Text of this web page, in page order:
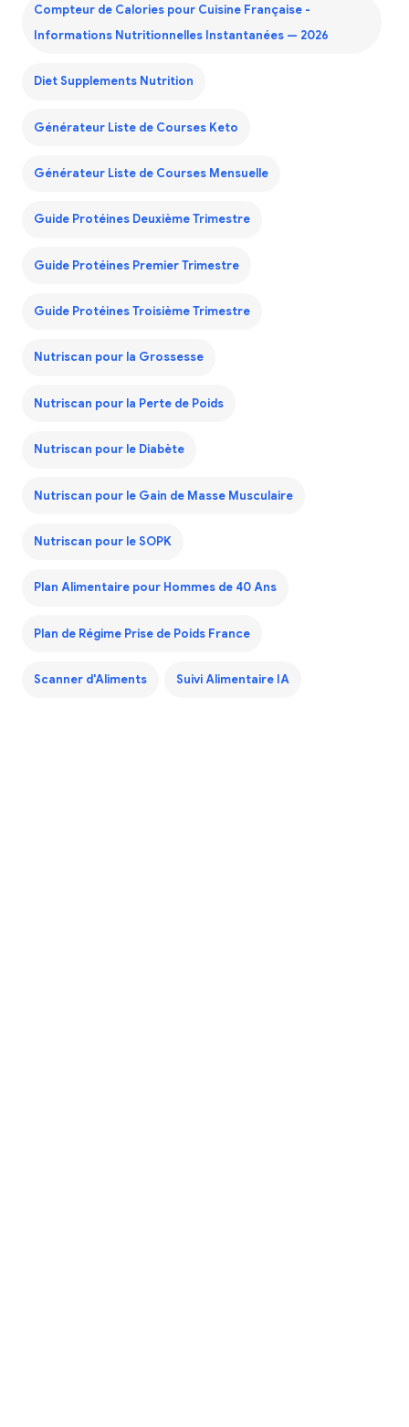
Compteur de Calories pour Cuisine Française -
Informations Nutritionnelles Instantanées — 2026
Diet Supplements Nutrition
Générateur Liste de Courses Keto
Générateur Liste de Courses Mensuelle
Guide Protéines Deuxième Trimestre
Guide Protéines Premier Trimestre
Guide Protéines Troisième Trimestre
Nutriscan pour la Grossesse
Nutriscan pour la Perte de Poids
Nutriscan pour le Diabète
Nutriscan pour le Gain de Masse Musculaire
Nutriscan pour le SOPK
Plan Alimentaire pour Hommes de 40 Ans
Plan de Régime Prise de Poids France
Scanner d'Aliments Suivi Alimentaire IA